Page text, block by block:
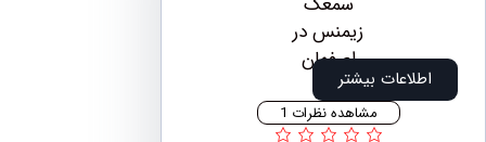
اطلاعات بیشتر
مشاهده نظرات 1